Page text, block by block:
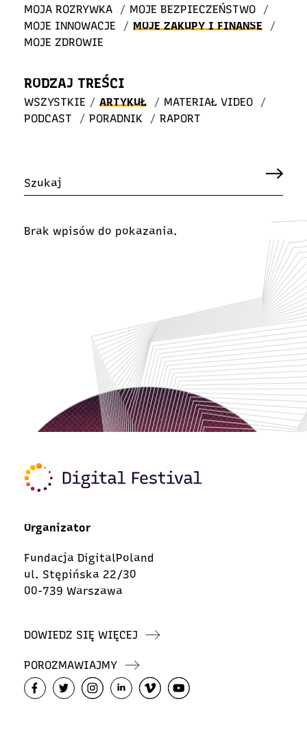
MOJA ROZRYWKA
/ MOJE BEZPIECZEŃSTWO
/
MOJE INNOWACJE
/ MOJE ZAKUPY I FINANSE
/
MOJE ZDROWIE
RODZAJ TREŚCI
WSZYSTKIE / ARTYKUŁ / MATERIAŁ VIDEO
/
PODCAST
/ PORADNIK / RAPORT
Brak wpisów do pokazania.
Organizator
Fundacja DigitalPoland
ul. Stępińska 22/30
00-739 Warszawa
DOWIEDZ SIĘ WIĘCEJ
POROZMAWIAJMY